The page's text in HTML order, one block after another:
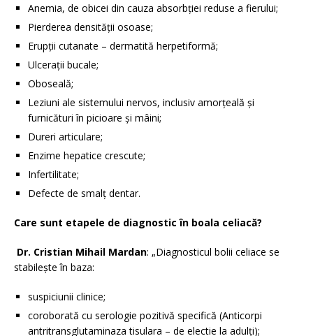
Anemia, de obicei din cauza absorbției reduse a fierului;
Pierderea densității osoase;
Erupții cutanate – dermatită herpetiformă;
Ulcerații bucale;
Oboseală;
Leziuni ale sistemului nervos, inclusiv amorțeală și
furnicături în picioare și mâini;
Dureri articulare;
Enzime hepatice crescute;
Infertilitate;
Defecte de smalț dentar.
Care sunt etapele de diagnostic în boala celiacă?
Dr. Cristian Mihail Mardan: „Diagnosticul bolii celiace se
stabilește în baza:
suspiciunii clinice;
coroborată cu serologie pozitivă specifică (Anticorpi
antritransglutaminaza tisulara – de electie la adulți);